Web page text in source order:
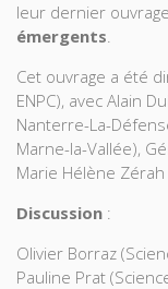
leur dernier ouvrage
émergents.
Cet ouvrage a été
ENPC), avec Alain
Nanterre-La-
Marne-la-Vallée),
Marie Hélène Zérah
Discussion :
Olivier Borraz
Pauline Prat